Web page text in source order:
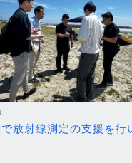
放射線測定の支援を行